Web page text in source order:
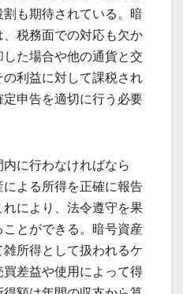
も期待されている。暗
税務面での対応も欠か
た場合や他の通貨と交
利益に対して課税され
申告を適切に行う必要
に行わなければなら
よる所得を正確に報告
により、法令遵守を果
とができる。暗号資産
所得として扱われるケ
差益や使用によって得